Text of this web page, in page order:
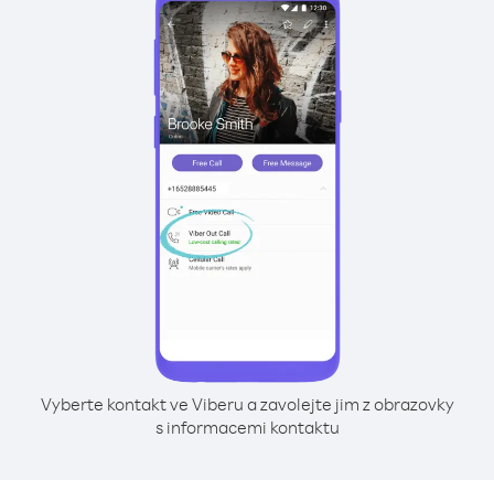
Vyberte kontakt ve Viberu a zavolejte jim z obrazovky
s informacemi kontaktu